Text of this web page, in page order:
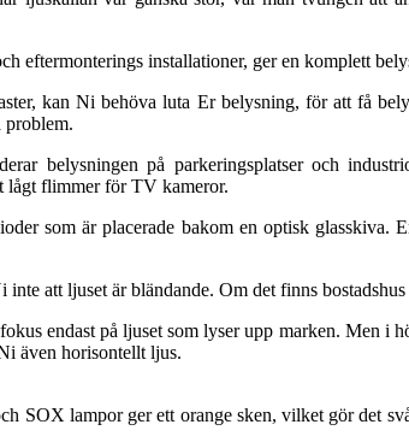
eftermonterings installationer, ger en komplett
kan Ni behöva luta Er belysning, för att få
problem.
belysningen på parkeringsplatser och
lågt flimmer för TV kameror.
som är placerade bakom en optisk
att ljuset är bländande. Om det finns
endast på ljuset som lyser upp marken. Men
även horisontellt ljus.
SOX lampor ger ett orange sken, vilket gör det